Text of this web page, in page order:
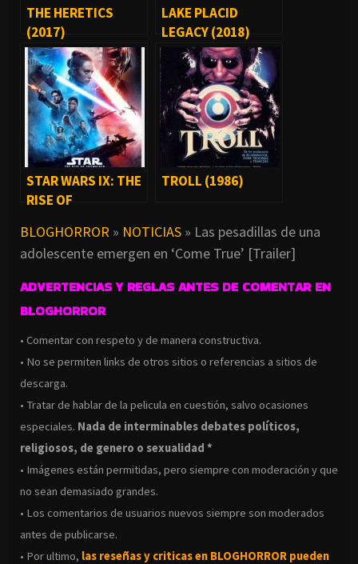
THE HERETICS
(2017)
LAKE PLACID
LEGACY (2018)
STAR WARS IX: THE
RISE OF
TROLL (1986)
BLOGHORROR » NOTICIAS » Las pesadillas de una
adolescente emergen en ‘Come True’ [Trailer]
ADVERTENCIAS Y REGLAS ANTES DE COMENTAR EN
BLOGHORROR
• Comentar con respeto y de manera constructiva.
• No se permiten links de otros sitios o referencias a sitios de
descarga.
• Tratar de hablar de la pelicula en cuestión, salvo ocasiones
especiales. Nada de interminables debates políticos,
religiosos, de genero o sexualidad *
• Imágenes están permitidas, pero siempre con moderación y que
no sean demasiado grandes.
• Los comentarios de usuarios nuevos siempre son moderados
antes de publicarse.
• Por ultimo, las reseñas y criticas en BLOGHORROR pueden